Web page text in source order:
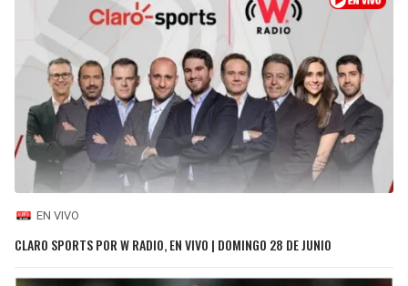
EN VIVO
CLARO SPORTS POR W RADIO, EN VIVO | DOMINGO 28 DE JUNIO